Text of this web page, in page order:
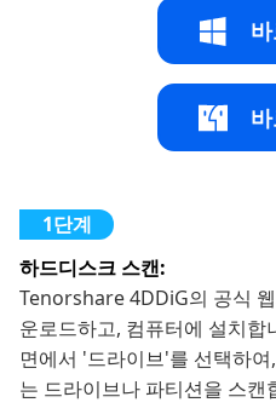
하드디스크 스캔:
Tenorshare 4DDiG의 공식
운로드하고, 컴퓨터에 설치
면에서 '드라이브'를 선택하
는 드라이브나 파티션을 스캔